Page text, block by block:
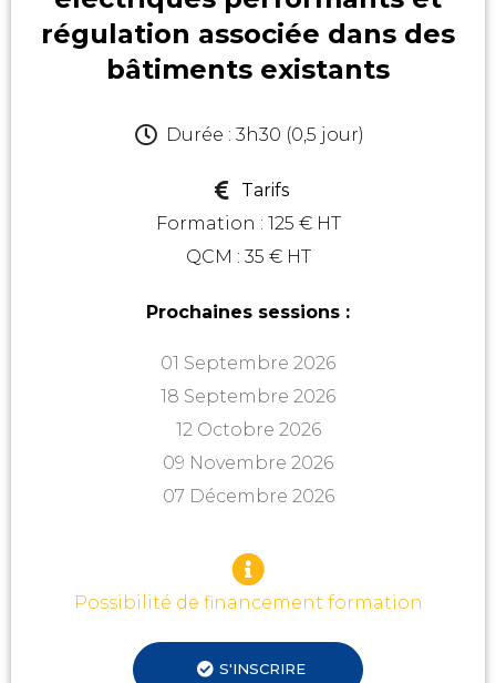
régulation associée dans des
bâtiments existants
Durée : 3h30 (0,5 jour)
Tarifs
Formation : 125 € HT
QCM : 35 € HT
Prochaines sessions :
01 Septembre 2026
18 Septembre 2026
12 Octobre 2026
09 Novembre 2026
07 Décembre 2026
Possibilité de financement formation
S'INSCRIRE